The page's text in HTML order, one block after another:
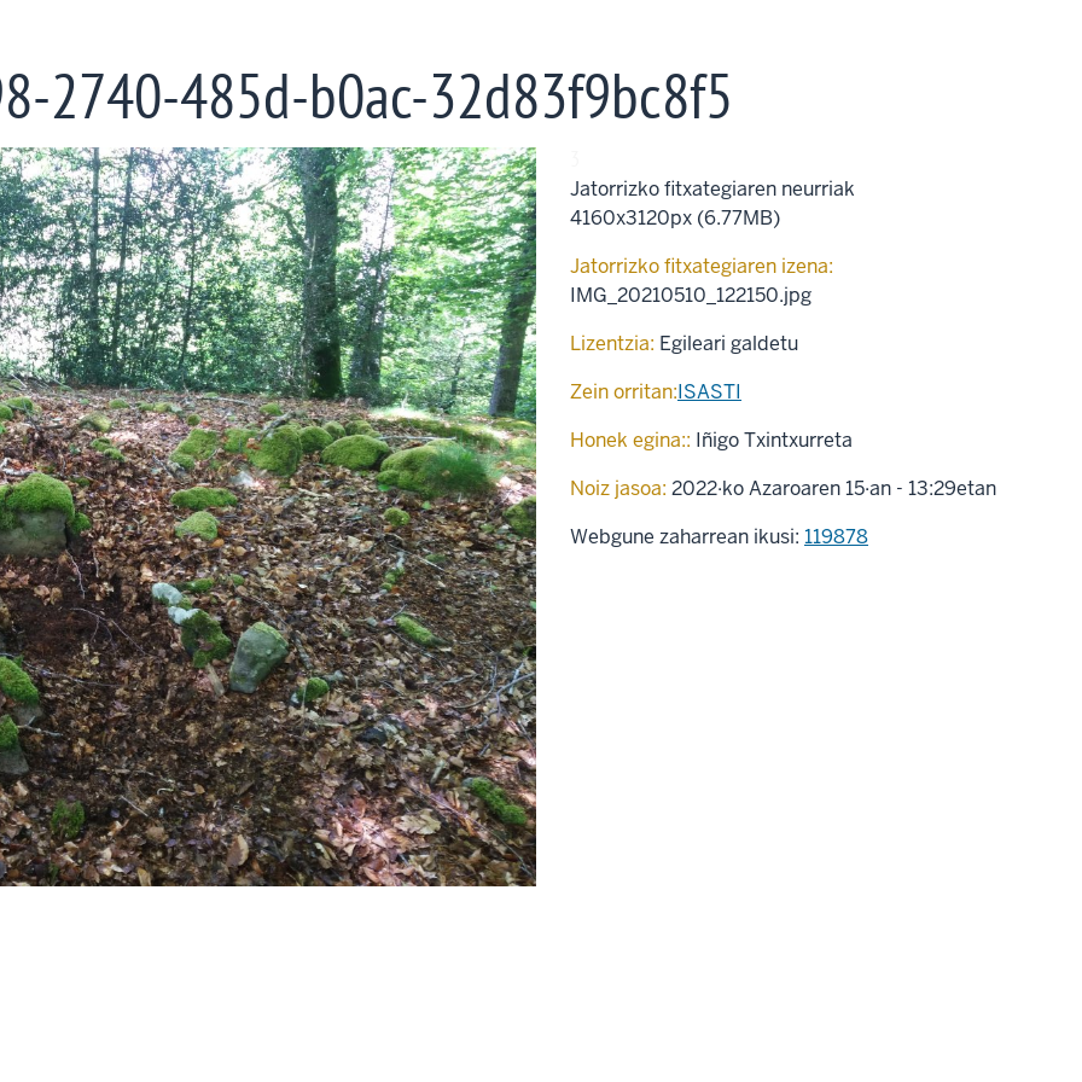
2740-485d-b0ac-32d83f9bc8f5
Jatorrizko fitxategiaren neurriak
4160x3120px (6.77MB)
Jatorrizko fitxategiaren izena:
IMG_20210510_122150.jpg
Lizentzia: Egileari galdetu
Zein orritan:ISASTI
Honek egina:: Iñigo Txintxurreta
Noiz jasoa: 2022·ko Azaroaren 15·an - 13:29etan
Webgune zaharrean ikusi: 119878